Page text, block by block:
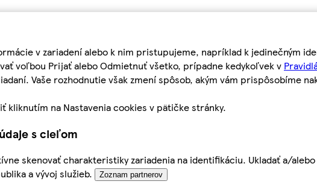
v zariadení alebo k nim pristupujeme, napríklad k jedinečným
voľbou Prijať alebo Odmietnuť všetko, prípadne kedykoľvek v
Vaše rozhodnutie však zmení spôsob, akým vám prispôsobíme
kliknutím na Nastavenia cookies v pätičke stránky.
s cieľom
skenovať charakteristiky zariadenia na identifikáciu. Ukladať a/
a vývoj služieb.
Zoznam partnerov